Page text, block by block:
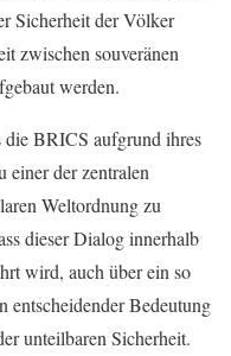
Sicherheit der Völker
zwischen souveränen
werden.
die BRICS aufgrund ihres
einer der zentralen
Weltordnung zu
dieser Dialog innerhalb
wird, auch über ein so
entscheidender Bedeutung
unteilbaren Sicherheit.